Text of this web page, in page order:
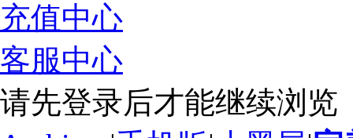
充值中心
客服中心
请先登录后才能继续浏览